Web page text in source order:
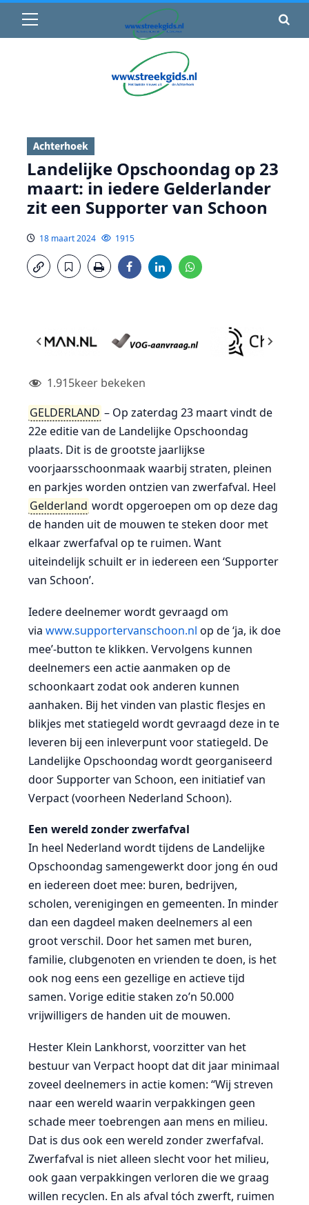
16°C• Vandaag 15° / 24°
Primair
menu
Achterhoek
Landelijke Opschoondag op 23
maart: in iedere Gelderlander
zit een Supporter van Schoon
18 maart 2024 1915
1.915keer bekeken
GELDERLAND – Op zaterdag 23 maart vindt de
22e editie van de Landelijke Opschoondag
plaats. Dit is de grootste jaarlijkse
voorjaarsschoonmaak waarbij straten, pleinen
en parkjes worden ontzien van zwerfafval. Heel
Gelderland wordt opgeroepen om op deze dag
de handen uit de mouwen te steken door met
elkaar zwerfafval op te ruimen. Want
uiteindelijk schuilt er in iedereen een ‘Supporter
van Schoon’.
Iedere deelnemer wordt gevraagd om
via www.supportervanschoon.nl op de ‘ja, ik doe
mee’-button te klikken. Vervolgens kunnen
deelnemers een actie aanmaken op de
schoonkaart zodat ook anderen kunnen
aanhaken. Bij het vinden van plastic flesjes en
blikjes met statiegeld wordt gevraagd deze in te
leveren bij een inleverpunt voor statiegeld. De
Landelijke Opschoondag wordt georganiseerd
door Supporter van Schoon, een initiatief van
Verpact (voorheen Nederland Schoon).
Een wereld zonder zwerfafval
In heel Nederland wordt tijdens de Landelijke
Opschoondag samengewerkt door jong én oud
en iedereen doet mee: buren, bedrijven,
scholen, verenigingen en gemeenten. In minder
dan een dagdeel maken deelnemers al een
groot verschil. Door het samen met buren,
familie, clubgenoten en vrienden te doen, is het
ook nog eens een gezellige en actieve tijd
samen. Vorige editie staken zo’n 50.000
vrijwilligers de handen uit de mouwen.
Hester Klein Lankhorst, voorzitter van het
bestuur van Verpact hoopt dat dit jaar minimaal
zoveel deelnemers in actie komen: “Wij streven
naar een wereld waarin verpakkingen geen
schade meer toebrengen aan mens en milieu.
Dat is dus ook een wereld zonder zwerfafval.
Zwerfafval is niet alleen slecht voor het milieu,
ook gaan verpakkingen verloren die we graag
willen recyclen. En als afval tóch zwerft, ruimen